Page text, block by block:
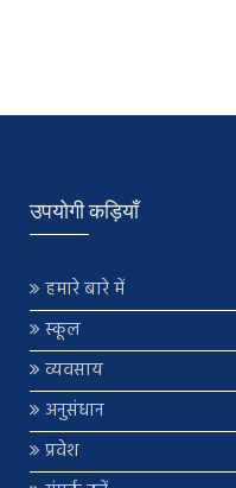
उपयोगी कड़ियाँ
हमारे बारे में
स्कूल
व्यवसाय
अनुसंधान
प्रवेश